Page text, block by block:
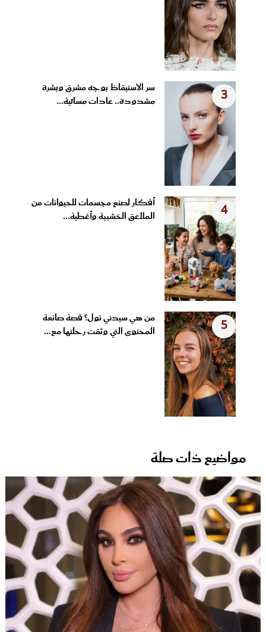
3
سر الاستيقاظ بوجه مشرق وبشرة
مشدودة.. عادات مسائية...
4
أفكار لصنع مجسمات للحيوانات من
الملاعق الخشبية وأغطية...
5
من هي سيدني تول؟ قصة صانعة
المحتوى التي وثقت رحلتها مع...
مواضيع ذات صلة